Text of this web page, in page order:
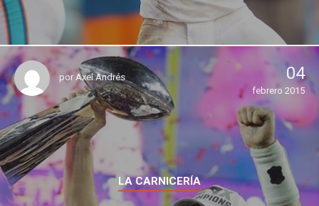
por Axel Andrés 04
febrero 2015
LA CARNICERÍA